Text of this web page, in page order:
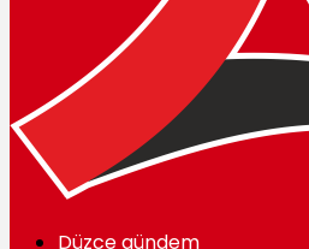
Düzce gündem